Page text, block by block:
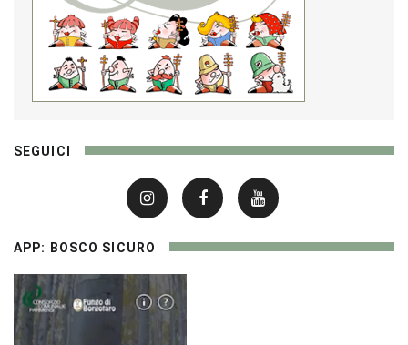
SEGUICI
APP: BOSCO SICURO